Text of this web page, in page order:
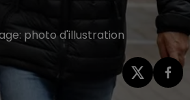
photo d'illustration